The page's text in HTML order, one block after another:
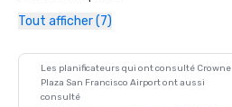
Tout afficher (7)
Les planificateurs qui ont consulté Crowne
Plaza San Francisco Airport ont aussi
consulté